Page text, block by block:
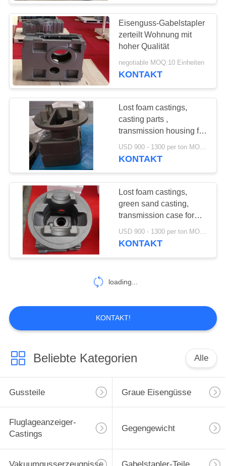
Duktile Eisen-
Produkte
Grün Sandguss
25
Harz-Sandguss
26
Verlorene Schaum-
Castings
16
Eisenguss-Gabelstapler
zerteilt Wohnung mit
hoher Qualität
negotiable MOQ:10 Einheiten
KONTAKT
Lost foam castings,
casting parts ,
transmission housing for
forklift truck
USD 900 - 1300 per ton MOQ:10 Einheiten
KONTAKT
Lost foam castings,
green sand casting,
transmission case for
forklift truck
USD 900 - 1300 per ton MOQ:10 Einheiten
KONTAKT
loading...
KONTAKT!
Beliebte Kategorien Alle
Gussteile Graue Eisengüsse
Fluglageanzeiger-
Castings
Gegengewicht